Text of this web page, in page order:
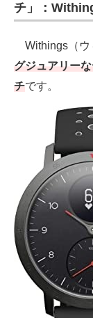
チ」：
Withings（ウ
グジュアリー
チです。